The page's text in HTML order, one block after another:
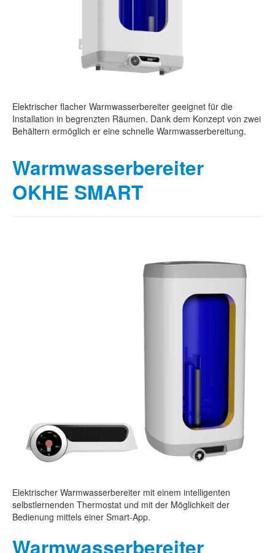
Elektrischer flacher Warmwasserbereiter geeignet für die
Installation in begrenzten Räumen. Dank dem Konzept von zwei
Behältern ermöglich er eine schnelle Warmwasserbereitung.
Warmwasserbereiter
OKHE SMART
Elektrischer Warmwasserbereiter mit einem intelligenten
selbstlernenden Thermostat und mit der Möglichkeit der
Bedienung mittels einer Smart-App.
Warmwasserbereiter